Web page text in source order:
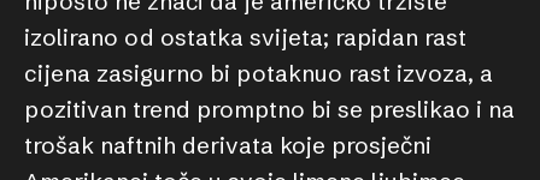
izolirano od ostatka svijeta; rapidan rast
cijena zasigurno bi potaknuo rast izvoza, a
pozitivan trend promptno bi se preslikao i na
trošak naftnih derivata koje prosječni